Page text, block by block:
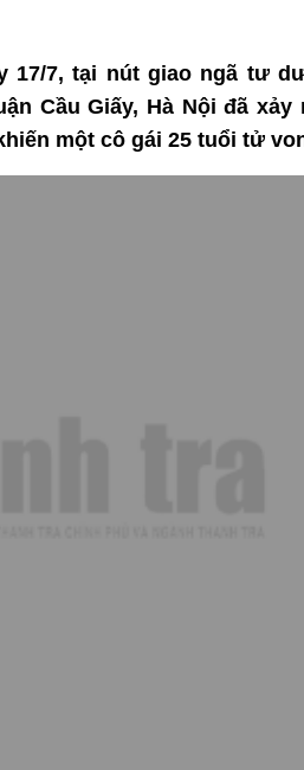
17/7, tại nút giao ngã tư
Cầu Giấy, Hà Nội đã xảy
một cô gái 25 tuổi tử